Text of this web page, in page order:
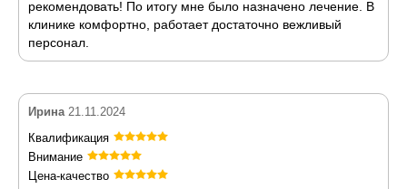
рекомендовать! По итогу мне было назначено лечение. В
клинике комфортно, работает достаточно вежливый
персонал.
Ирина 21.11.2024
Квалификация
Внимание
Цена-качество